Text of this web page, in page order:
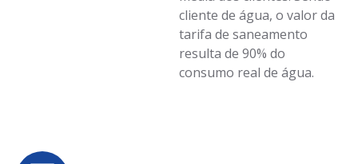
cliente de água, o valor da
tarifa de saneamento
resulta de 90% do
consumo real de água.